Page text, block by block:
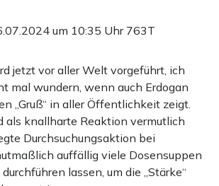
Verbotsverfahren des Wolfsgrußes
um 10:35 Uhr 763T
jetzt vor aller Welt vorgeführt, ich
mal wundern, wenn auch Erdogan
„Gruß“ in aller Öffentlichkeit zeigt.
als knallharte Reaktion vermutlich
Durchsuchungsaktion bei
auffällig viele Dosensuppen
lassen, um die „Stärke“